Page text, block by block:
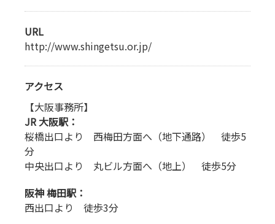
URL
http://www.shingetsu.or.jp/
アクセス
【大阪事務所】
JR 大阪駅：
桜橋出口より 西梅田方面へ（地下通路） 徒歩5
分
中央出口より 丸ビル方面へ（地上） 徒歩5分
阪神 梅田駅：
西出口より 徒歩3分